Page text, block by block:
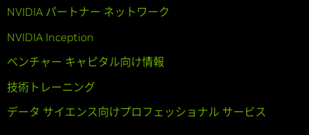
NVIDIA パートナー ネットワーク
NVIDIA Inception
ベンチャー キャピタル向け情報
技術トレーニング
データ サイエンス向けプロフェッショナル サービス